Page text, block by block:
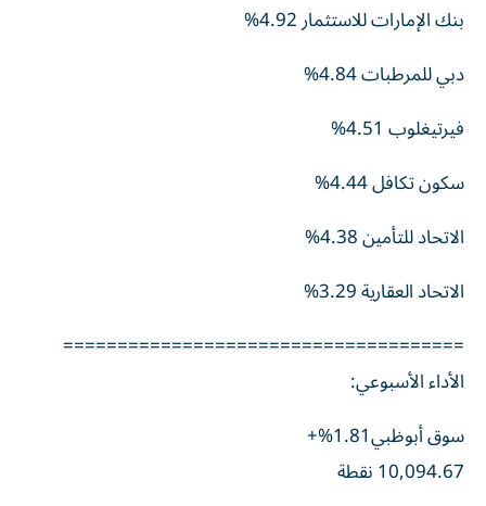
بنك الإمارات للاستثمار 4.92%
دبي للمرطبات 4.84%
فيرتيغلوب 4.51%
سكون تكافل 4.44%
الاتحاد للتأمين 4.38%
الاتحاد العقارية 3.29%
=====================================
الأداء الأسبوعي:
سوق أبوظبي1.81%+
10,094.67 نقطة